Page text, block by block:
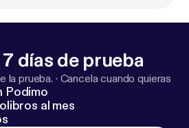
días de prueba
la prueba. · Cancela cuando quieras
Podimo
al mes